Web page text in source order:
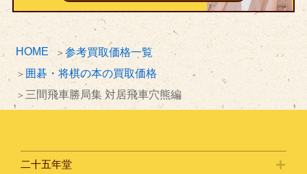
HOME
参考買取価格一覧
囲碁・将棋の本の買取価格
三間飛車勝局集 対居飛車穴熊編
二十五年堂